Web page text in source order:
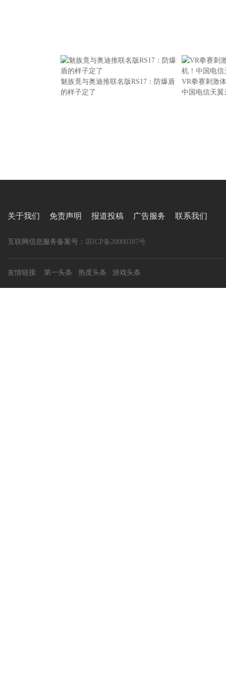
魅族竟与奥迪推联名版RS17：防爆盾
的样子定了
VR拳赛刺激
中国电信天翼
关于我们 免责声明 报道投稿 广告服务 联系我们
互联网信息服务备案号： 琼ICP备20000387号
友情链接: 第一头条 热度头条 游戏头条